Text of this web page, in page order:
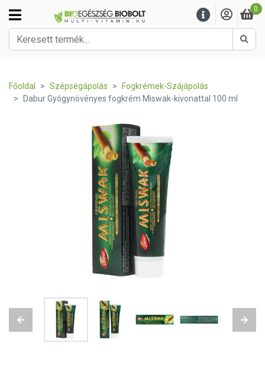
0
Főoldal Szépségápolás
Fogkrémek-Szájápolás
Dabur Gyógynövényes fogkrém Miswak-kivonattal 100 ml
Previous Next